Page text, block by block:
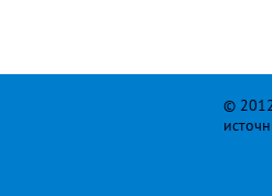
©